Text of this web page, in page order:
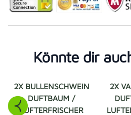
Könnte dir
2X BULLENSCHWEIN
DUFTBAUM /
LUFTERFRISCHER
2X